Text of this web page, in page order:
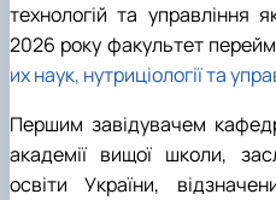
технологій та управління
2026 року факультет
их наук, нутриціології та
Першим завідувачем
академії вищої школи,
освіти України,